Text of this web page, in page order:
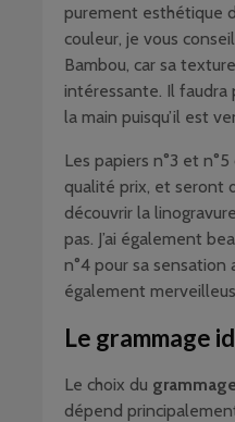
purement esthétique
couleur, je vous
Bambou, car sa
intéressante. Il faudra
la main puisqu’il est
Les papiers n°3 et
qualité prix, et seront
découvrir la
pas. J’ai également
n°4 pour sa sensation
également
Le grammage
Le choix du
dépend